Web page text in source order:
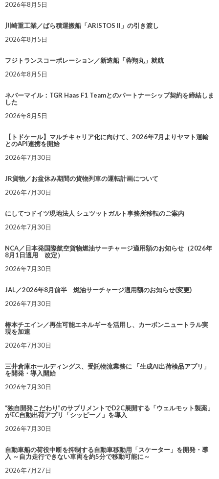
2026年8月5日
川崎重工業／ばら積運搬船「ARISTOS II」の引き渡し
2026年8月5日
フジトランスコーポレーション／新造船「蓉翔丸」就航
2026年8月5日
ネバーマイル：TGR Haas F1 Teamとのパートナーシップ契約を締結しま
した
2026年8月5日
【トドケール】マルチキャリア化に向けて、2026年7月よりヤマト運輸
とのAPI連携を開始
2026年7月30日
JR貨物／お盆休み期間の貨物列車の運転計画について
2026年7月30日
にしてつドイツ現地法人 シュツットガルト事務所移転のご案内
2026年7月30日
NCA／日本発国際航空貨物燃油サーチャージ適用額のお知らせ（2026年
8月1日適用 改定）
2026年7月30日
JAL／2026年8月前半 燃油サーチャージ適用額のお知らせ(変更)
2026年7月30日
椿本チエイン／再生可能エネルギーを活用し、カーボンニュートラル実
現を加速
2026年7月30日
三井倉庫ホールディングス、受託物流業務に 「生成AI出荷検品アプリ」
を開発・導入開始
2026年7月30日
“独自開発こだわり”のサプリメントでD2C展開する「ウェルモット製薬」
がEC自動出荷アプリ「シッピーノ」を導入
2026年7月30日
自動車船の荷役中断を抑制する自動車移動用「スケーター」を開発・導
入 ～自力走行できない車両を約5分で移動可能に～
2026年7月27日